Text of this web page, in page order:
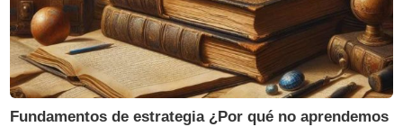
Fundamentos de estrategia ¿Por qué no aprendemos